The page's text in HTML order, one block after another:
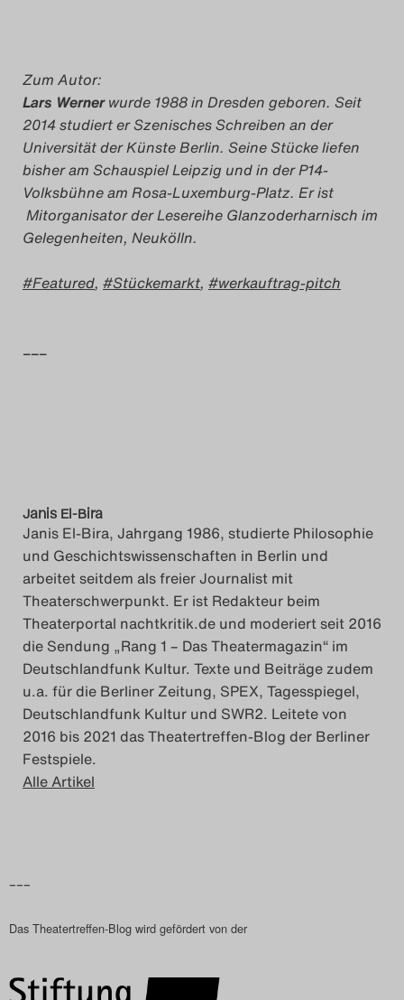
Zum Autor:
Lars Wernerwurde 1988 in Dresden geboren. Seit
2014 studiert er Szenisches Schreiben an der
Universität der Künste Berlin. Seine Stücke liefen
bisher am Schauspiel Leipzig und in der P14-
Volksbühne am Rosa-Luxemburg-Platz. Er ist
Mitorganisator der Lesereihe Glanzoderharnisch im
Gelegenheiten, Neukölln.
Featured, Stückemarkt, werkauftrag-pitch
–––
Janis El-Bira
Janis El-Bira, Jahrgang 1986, studierte Philosophie
und Geschichtswissenschaften in Berlin und
arbeitet seitdem als freier Journalist mit
Theaterschwerpunkt. Er ist Redakteur beim
Theaterportal nachtkritik.de und moderiert seit 2016
die Sendung „Rang 1 – Das Theatermagazin“ im
Deutschlandfunk Kultur. Texte und Beiträge zudem
u.a. für die Berliner Zeitung, SPEX, Tagesspiegel,
Deutschlandfunk Kultur und SWR2. Leitete von
2016 bis 2021 das Theatertreffen-Blog der Berliner
Festspiele.
Alle Artikel
–––
Das Theatertreffen-Blog wird gefördert von der